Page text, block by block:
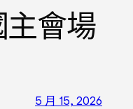
主會場
5 月 15, 2026